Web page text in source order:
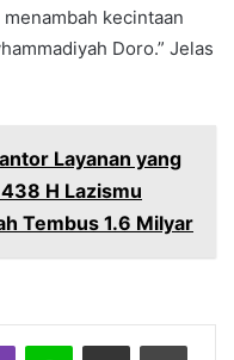
kecintaan
Doro.” Jelas
Layanan yang
H Lazismu
Tembus 1.6 Milyar